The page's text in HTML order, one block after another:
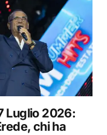
Luglio 2026:
chi ha